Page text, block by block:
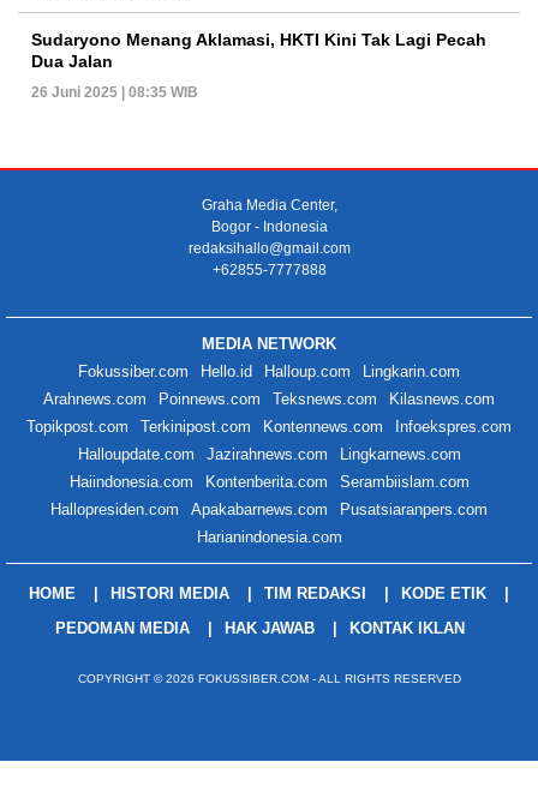
Sudaryono Menang Aklamasi, HKTI Kini Tak Lagi Pecah
Dua Jalan
26 Juni 2025 | 08:35 WIB
Graha Media Center,
Bogor - Indonesia
redaksihallo@gmail.com
+62855-7777888
MEDIA NETWORK
Fokussiber.com
Hello.id Halloup.com
Lingkarin.com
Arahnews.com
Poinnews.com Teksnews.com
Kilasnews.com
Topikpost.com
Terkinipost.com Kontennews.com
Infoekspres.com
Halloupdate.com
Jazirahnews.com
Lingkarnews.com
Haiindonesia.com
Kontenberita.com
Serambiislam.com
Hallopresiden.com
Apakabarnews.com
Pusatsiaranpers.com
Harianindonesia.com
HOME HISTORI MEDIA TIM REDAKSI
KODE ETIK
PEDOMAN MEDIA
HAK JAWAB KONTAK IKLAN
COPYRIGHT © 2026 FOKUSSIBER.COM - ALL RIGHTS RESERVED